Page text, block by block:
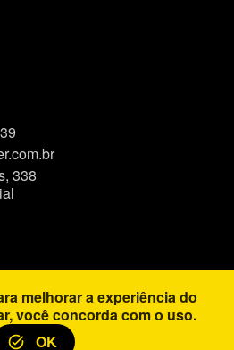
338
melhorar a experiência do
você concorda com o uso.
task_alt OK